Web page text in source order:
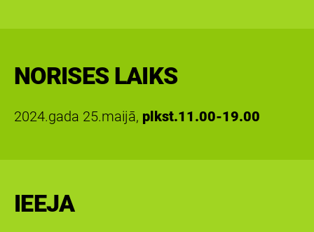
NORISES LAIKS
2024.gada 25.maijā, plkst.11.00-19.00
IEEJA